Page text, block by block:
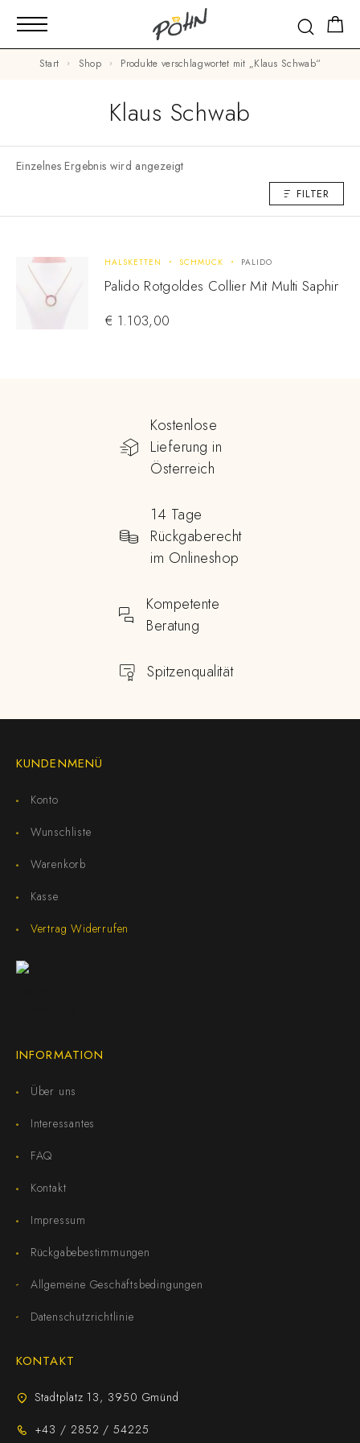
Start Shop Produkte verschlagwortet mit „Klaus Schwab“
Klaus Schwab
Einzelnes Ergebnis wird angezeigt
FILTER
HALSKETTEN SCHMUCK PALIDO
Palido Rotgoldes Collier Mit Multi Saphir
€ 1.103,00
Kostenlose
Lieferung in
Österreich
14 Tage
Rückgaberecht
im Onlineshop
Kompetente
Beratung
Spitzenqualität
KUNDENMENÜ
Konto
Wunschliste
Warenkorb
Kasse
Vertrag Widerrufen
INFORMATION
Über uns
Interessantes
FAQ
Kontakt
Impressum
Rückgabebestimmungen
Allgemeine Geschäftsbedingungen
Datenschutzrichtlinie
KONTAKT
Stadtplatz 13, 3950 Gmünd
+43 / 2852 / 54225